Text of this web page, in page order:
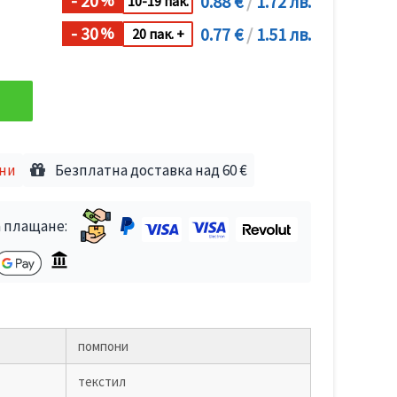
- 30% 20 пак. + 0.77 €/ 1.51 лв.
Безплатна доставка над 60 €
плащане:
помпони
текстил